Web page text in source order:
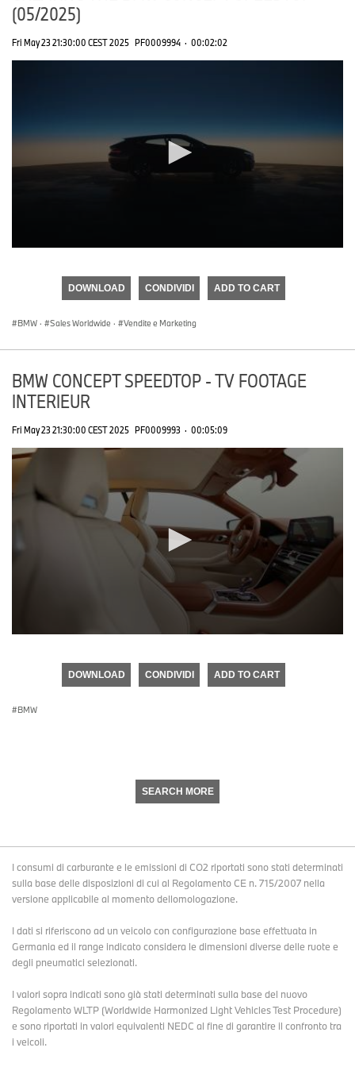
(05/2025)
Fri May 23 21:30:00 CEST 2025 PF0009994 · 00:02:02
DOWNLOAD CONDIVIDI ADD TO CART
BMW · Sales Worldwide · Vendite e Marketing
BMW CONCEPT SPEEDTOP - TV FOOTAGE
INTERIEUR
Fri May 23 21:30:00 CEST 2025 PF0009993 · 00:05:09
DOWNLOAD CONDIVIDI ADD TO CART
BMW
SEARCH MORE
I consumi di carburante e le emissioni di CO2 riportati sono stati determinati
sulla base delle disposizioni di cui al Regolamento CE n. 715/2007 nella
versione applicabile al momento dellomologazione.
I dati si riferiscono ad un veicolo con configurazione base effettuata in
Germania ed il range indicato considera le dimensioni diverse delle ruote e
degli pneumatici selezionati.
I valori sopra indicati sono già stati determinati sulla base del nuovo
Regolamento WLTP (Worldwide Harmonized Light Vehicles Test Procedure)
e sono riportati in valori equivalenti NEDC al fine di garantire il confronto tra
i veicoli.